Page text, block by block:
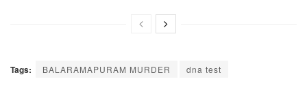
Tags: BALARAMAPURAM MURDER dna test